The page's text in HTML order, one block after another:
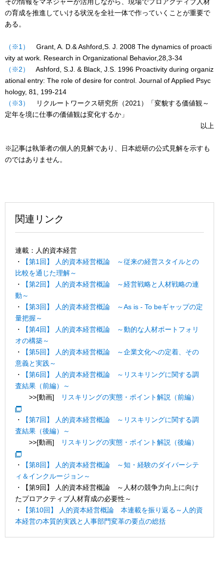
の育成を推進していける状況を全社一体で作っていくことが重要で
ある。
（※1）
Grant, A. D.& Ashford,S. J. 2008 The dynamics of proacti
vity at work. Research in Organizational Behavior,28,3-34
（※2）
Ashford, S.J. & Black, J.S. 1996 Proactivity during organiz
ational entry: The role of desire for control. Journal of Applied Psyc
hology, 81, 199-214
（※3）
リクルートワークス研究所（2021）「変貌する価値観～
定年を境に仕事の価値観は変化するか」
以上
※記事は執筆者の個人的見解であり、日本総研の公式見解を示すも
のではありません。
関連リンク
連載：人的資本経営
・
【第1回】 人的資本経営概論 ～従来の経営スタイルとの
比較を通じた理解～
・
【第2回】 人的資本経営概論 ～経営戦略と人材戦略の連
動～
・
【第3回】 人的資本経営概論 ～As is - To beギャップの定
量把握～
・
【第4回】 人的資本経営概論 ～動的な人材ポートフォリ
オの構築～
・
【第5回】 人的資本経営概論 ～企業文化への定着、その
意義と実践～
・
【第6回】 人的資本経営概論 ～リスキリングに関する調
査結果（前編）～
>>[動画]
リスキリングの実態・ポイント解説（前編）
・
【第7回】 人的資本経営概論 ～リスキリングに関する調
査結果（後編）～
>>[動画]
リスキリングの実態・ポイント解説（後編）
・
【第8回】 人的資本経営概論 ～知・経験のダイバーシテ
ィ＆インクルージョン～
・【第9回】 人的資本経営概論 ～人材の競争力向上に向け
たプロアクティブ人材育成の必要性～
・
【第10回】 人的資本経営概論 本連載を振り返る～人的資
本経営の本質的実践と人事部門変革の要点の総括